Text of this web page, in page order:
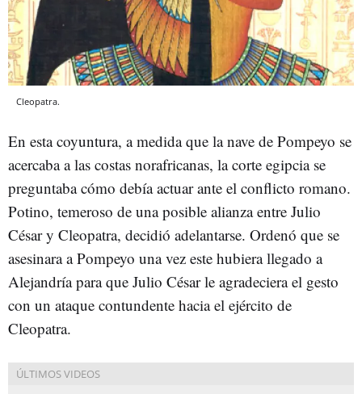
Cleopatra.
En esta coyuntura, a medida que la nave de Pompeyo se
acercaba a las costas norafricanas, la corte egipcia se
preguntaba cómo debía actuar ante el conflicto romano.
Potino, temeroso de una posible alianza entre Julio
César y Cleopatra, decidió adelantarse. Ordenó que se
asesinara a Pompeyo una vez este hubiera llegado a
Alejandría para que Julio César le agradeciera el gesto
con un ataque contundente hacia el ejército de
Cleopatra.